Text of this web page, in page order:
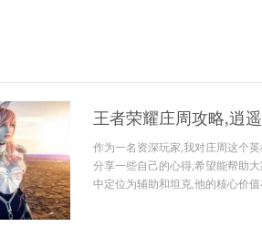
王者荣耀庄周攻略,逍
作为一名资深玩家,我对庄周这个
分享一些自己的心得,希望能帮助
中定位为辅助和坦克,他的核心价